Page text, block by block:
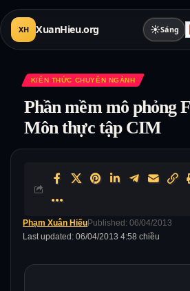
XH XuanHieu.org ☀Sáng
KIẾN THỨC CHUYÊN NGÀNH
Phần mềm mô phỏng
Môn thực tập CIM
Last updated: 06/04/2013 4:58 chiều
Phạm Xuân HiếuPublished: 06/04/2013